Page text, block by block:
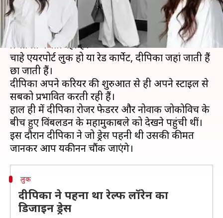
क्या है खबर?
दीपिका पादुकोण लगातार अपने फैशन सेंस से फैन्स को
प्रभावित करती रही हैं।
चाहे एयरपोर्ट लुक हो या रेड कार्पेट, दीपिका जहां जाती हैं
छा जाती हैं।
दीपिका अपने करियर की शुरुआत से ही अपने स्टाइल से
सबको प्रभावित करती रही हैं।
हाल ही में दीपिका रोजर फेडरर और नोवाक जोकोविच के
बीच हुए विंबलडन के महामुकाबले को देखने पहुंची थीं।
इस दौरान दीपिका ने जो ड्रेस पहनी थी उसकी कीमत
लुक
दीपिका ने पहना था रेल्फ लॉरेन का
डिजाइन ड्रेस